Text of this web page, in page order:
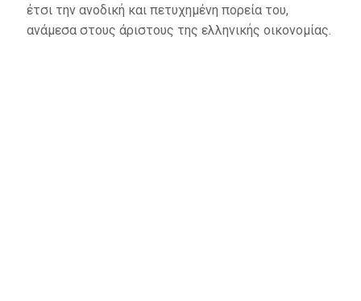
έτσι την ανοδική και πετυχημένη πορεία του,
ανάμεσα στους άριστους της ελληνικής οικονομίας.